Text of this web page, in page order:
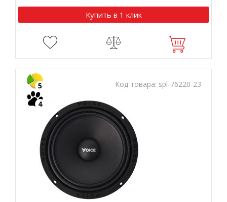
Купить в 1 клик
Код товара: spl-76220-23
5
4